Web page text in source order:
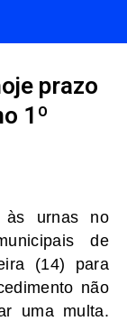
prazo
1º
às urnas no
de
(14) para
não
uma multa.